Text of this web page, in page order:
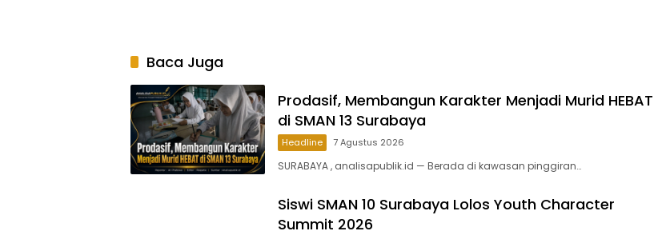
Baca Juga
Prodasif, Membangun Karakter Menjadi Murid HEBAT
di SMAN 13 Surabaya
Headline 7 Agustus 2026
SURABAYA , analisapublik.id — Berada di kawasan pinggiran…
Siswi SMAN 10 Surabaya Lolos Youth Character
Summit 2026